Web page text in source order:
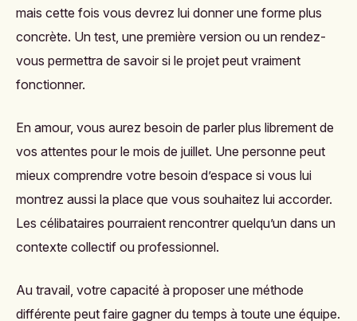
mais cette fois vous devrez lui donner une forme plus
concrète. Un test, une première version ou un rendez-
vous permettra de savoir si le projet peut vraiment
fonctionner.
En amour, vous aurez besoin de parler plus librement de
vos attentes pour le mois de juillet. Une personne peut
mieux comprendre votre besoin d’espace si vous lui
montrez aussi la place que vous souhaitez lui accorder.
Les célibataires pourraient rencontrer quelqu’un dans un
contexte collectif ou professionnel.
Au travail, votre capacité à proposer une méthode
différente peut faire gagner du temps à toute une équipe.